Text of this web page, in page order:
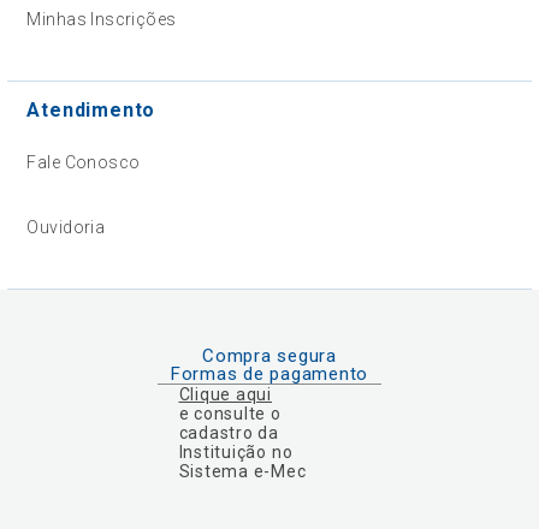
Minhas Inscrições
Atendimento
Fale Conosco
Ouvidoria
Compra segura
Formas de pagamento
Clique aqui
e consulte o
cadastro da
Instituição no
Sistema e-Mec